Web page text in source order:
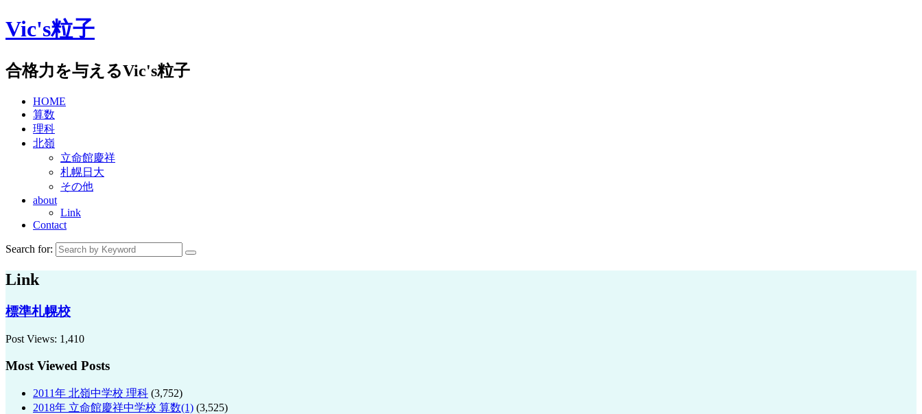
Skip
to
Vic's粒子
合格力を与えるVic's粒子
HOME
算数
理科
北嶺
立命館慶祥
札幌日大
その他
about
Link
Contact
Search for:
Link
標準札幌校
Post Views: 1,410
Most Viewed Posts
2011年 北嶺中学校 理科 (3,752)
2018年 立命館慶祥中学校 算数(1) (3,525)